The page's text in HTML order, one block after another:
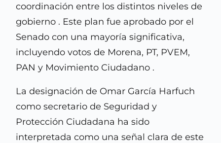
coordinación entre los distintos niveles de
gobierno . Este plan fue aprobado por el
Senado con una mayoría significativa,
incluyendo votos de Morena, PT, PVEM,
PAN y Movimiento Ciudadano .
La designación de Omar García Harfuch
como secretario de Seguridad y
Protección Ciudadana ha sido
interpretada como una señal clara de este